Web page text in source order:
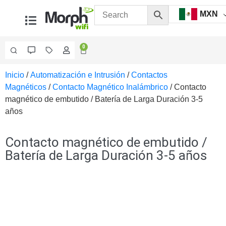
MXN
0
Videovigilancia
Accesorios
Generales
Fibra
Accesorios
para
Computadora
Inicio /Automatización e Intrusión /Contactos
Magnéticos /Contacto Magnético Inalámbrico / Contacto
magnético de embutido / Batería de Larga Duración 3-5
años
Contacto magnético de embutido /
Batería de Larga Duración 3-5 años